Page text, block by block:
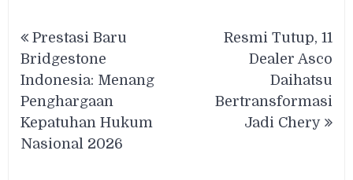
pos
Prestasi Baru
Bridgestone
Indonesia: Menang
Penghargaan
Kepatuhan Hukum
Nasional 2026
Resmi Tutup, 11
Dealer Asco
Daihatsu
Bertransformasi
Jadi Chery